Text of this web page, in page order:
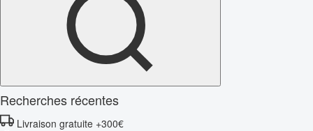
Recherches récentes
Livraison gratuite +300€